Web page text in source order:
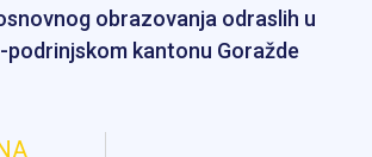
obrazovanja odraslih u
podrinjskom kantonu Goražde